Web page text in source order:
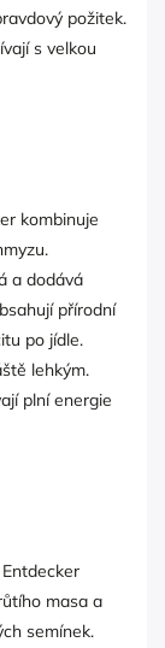
požitek.
s velkou
kombinuje
a dodává
přírodní
po jídle.
lehkým.
plní energie
masa a
semínek.